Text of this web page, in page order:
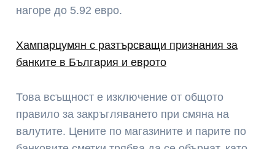
нагоре до 5.92 евро.
Хампарцумян с разтърсващи признания за
банките в България и еврото
Това всъщност е изключение от общото
правило за закръгляването при смяна на
валутите. Цените по магазините и парите по